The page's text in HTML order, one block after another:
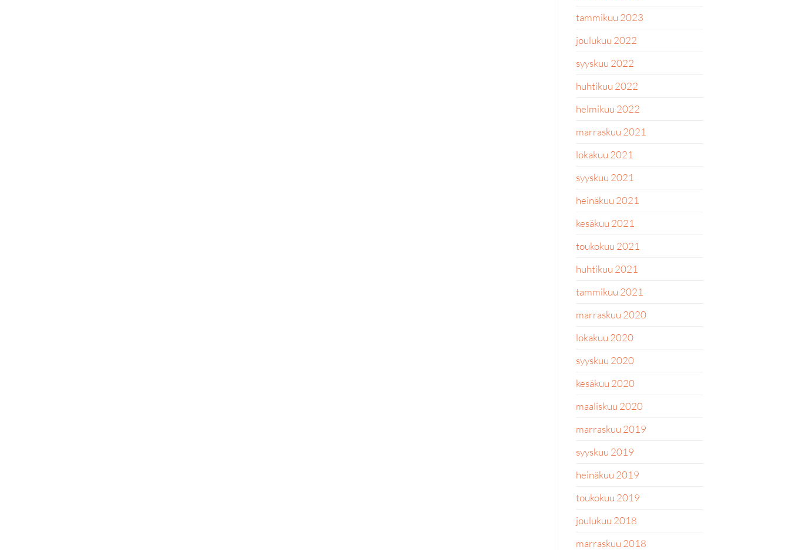
tammikuu 2023
joulukuu 2022
syyskuu 2022
huhtikuu 2022
helmikuu 2022
marraskuu 2021
lokakuu 2021
syyskuu 2021
heinäkuu 2021
kesäkuu 2021
toukokuu 2021
huhtikuu 2021
tammikuu 2021
marraskuu 2020
lokakuu 2020
syyskuu 2020
kesäkuu 2020
maaliskuu 2020
marraskuu 2019
syyskuu 2019
heinäkuu 2019
toukokuu 2019
joulukuu 2018
marraskuu 2018